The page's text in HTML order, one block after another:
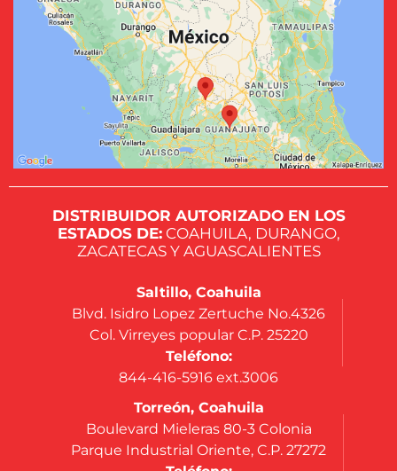
DISTRIBUIDOR AUTORIZADO EN LOS
ESTADOS DE:COAHUILA, DURANGO,
ZACATECAS Y AGUASCALIENTES
Saltillo, Coahuila
Blvd. Isidro Lopez Zertuche No.4326
Col. Virreyes popular C.P. 25220
Teléfono:
844-416-5916 ext.3006
Torreón, Coahuila
Boulevard Mieleras 80-3 Colonia
Parque Industrial Oriente, C.P. 27272